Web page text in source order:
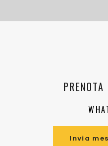
Invia